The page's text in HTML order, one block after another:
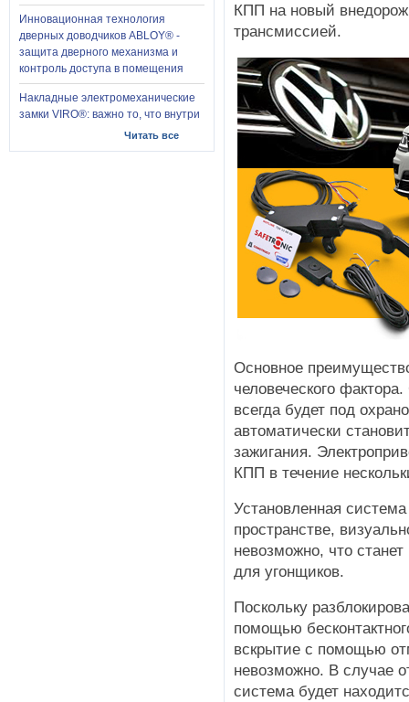
КПП на новый
трансмиссией.
Основное
человеческого
всегда будет под
автоматически
зажигания.
КПП в течение
Установленная
пространстве,
невозможно, что
для угонщиков.
Поскольку
помощью
вскрытие с помощью
невозможно. В случае
система будет
Инновационная технология
дверных доводчиков ABLOY® -
защита дверного механизма и
контроль доступа в помещения
Накладные электромеханические
замки VIRO®: важно то, что внутри
Читать все